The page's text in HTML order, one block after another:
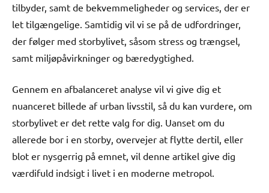
tilbyder, samt de bekvemmeligheder og services, der er
let tilgængelige. Samtidig vil vi se på de udfordringer,
der følger med storbylivet, såsom stress og trængsel,
samt miljøpåvirkninger og bæredygtighed.
Gennem en afbalanceret analyse vil vi give dig et
nuanceret billede af urban livsstil, så du kan vurdere, om
storbylivet er det rette valg for dig. Uanset om du
allerede bor i en storby, overvejer at flytte dertil, eller
blot er nysgerrig på emnet, vil denne artikel give dig
værdifuld indsigt i livet i en moderne metropol.